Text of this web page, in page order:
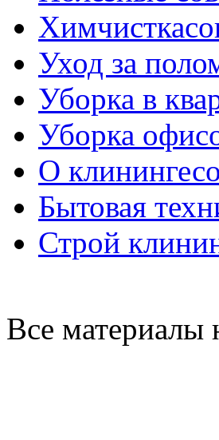
Химчистка
Уход за
Уборка в
Уборка
О клининге
Бытовая
Строй
Все